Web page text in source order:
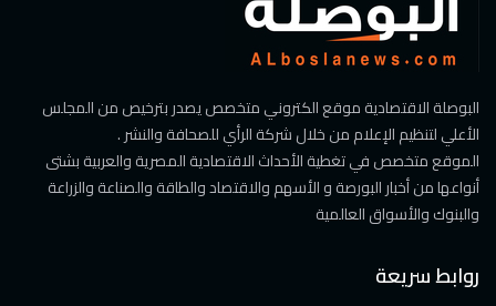
البوصلة الاقتصادية موقع الكتروني متخصص يصدر بترخيص من المجلس
الأعلي لتنظيم الإعلام من خلال شركة الرأي للصحافة والنشر .
الموقع متخصص في تغطية الأحداث الاقتصادية المصرية والعربية بشتى
أنواعها من أخبار البورصة و الأسهم والاقتصاد والطاقة والصناعة والزراعة
والبنوك والأسواق العالمية
روابط سريعة